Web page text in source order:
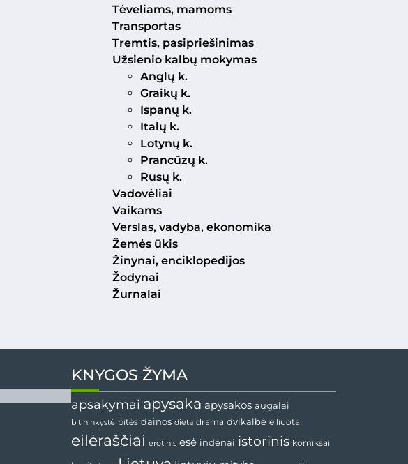
Tėveliams, mamoms
Transportas
Tremtis, pasipriešinimas
Užsienio kalbų mokymas
Anglų k.
Graikų k.
Ispanų k.
Italų k.
Lotynų k.
Prancūzų k.
Rusų k.
Vadovėliai
Vaikams
Verslas, vadyba, ekonomika
Žemės ūkis
Žinynai, enciklopedijos
Žodynai
Žurnalai
KNYGOS ŽYMA
apsakymai apysaka apysakos augalai
bitininkystė bitės dainos dieta drama dvikalbė eiliuota
eilėraščiai erotinis esė indėnai istorinis komiksai